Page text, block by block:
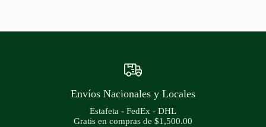
Envíos Nacionales y Locales
Estafeta - FedEx - DHL
Gratis en compras de $1,500.00